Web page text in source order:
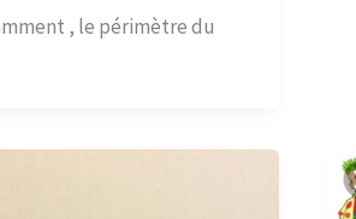
, le périmètre du